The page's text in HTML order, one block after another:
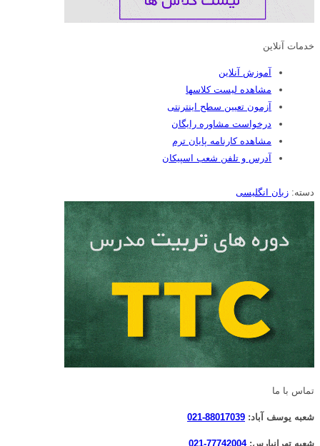
خدمات آنلاین
آموزش آنلاین
مشاهده لیست کلاسها
آزمون تعیین سطح اینترنتی
درخواست مشاوره رایگان
مشاهده کارنامه پایان ترم
آدرس و تلفن شعب اسپیکان
دسته: زبان انگلیسی
تماس با ما
شعبه یوسف آباد: 88017039-021
شعبه تهرانپارس:77742004-021